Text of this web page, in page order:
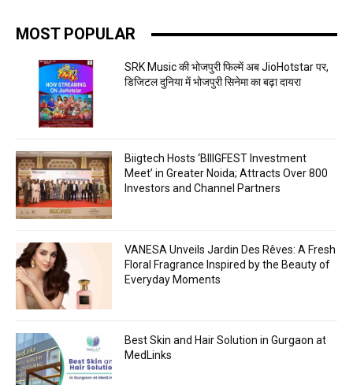
MOST POPULAR
SRK Music की भोजपुरी फिल्में अब JioHotstar पर,
डिजिटल दुनिया में भोजपुरी सिनेमा का बढ़ा दायरा
Biigtech Hosts ‘BIIIGFEST Investment
Meet’ in Greater Noida; Attracts Over 800
Investors and Channel Partners
VANESA Unveils Jardin Des Rêves: A Fresh
Floral Fragrance Inspired by the Beauty of
Everyday Moments
Best Skin and Hair Solution in Gurgaon at
MedLinks